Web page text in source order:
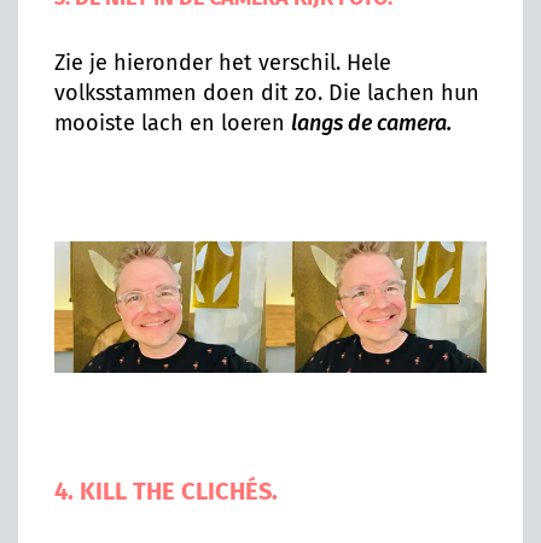
Zie je hieronder het verschil. Hele
volksstammen doen dit zo. Die lachen hun
mooiste lach en loeren langs de camera.
4. KILL THE CLICHÉS.